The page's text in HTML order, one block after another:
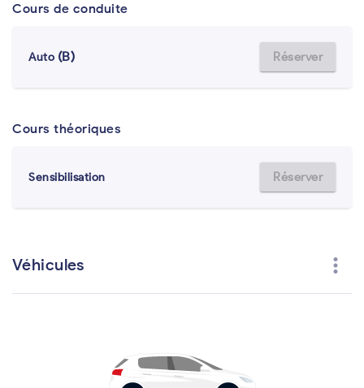
Cours de conduite
Auto (B) Réserver
Cours théoriques
Sensibilisation Réserver
Véhicules more_vert